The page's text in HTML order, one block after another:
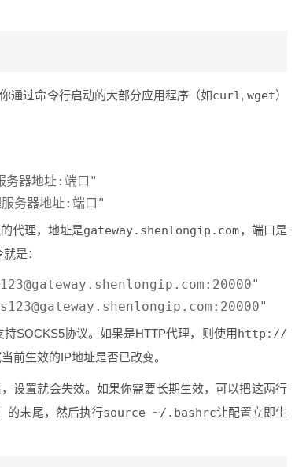
通过命令行启动的大部分应用程序（如curl, wget）
器地址:端口"
代理，地址是gateway.shenlongip.com，端口是
是：
SOCKS5协议。如果是HTTP代理，则使用http://
前生效的IP地址是否已改变。
设置就会失效。如果你需要长期生效，可以把这两行
的末尾，然后执行source ~/.bashrc让配置立即生